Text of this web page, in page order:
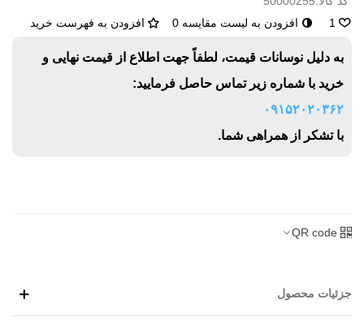
1
افزودن به لیست مقایسه 0 افزودن به فهرست خرید
به دلیل نوسانات قیمت، لطفاً جهت اطلاع از قیمت نهایی و
خرید با شماره زیر تماس حاصل فرمایید:
۰۹۱۵۲۰۲۰۳۶۲
با تشکر از همراهی شما.
QR code
جزئیات محصول